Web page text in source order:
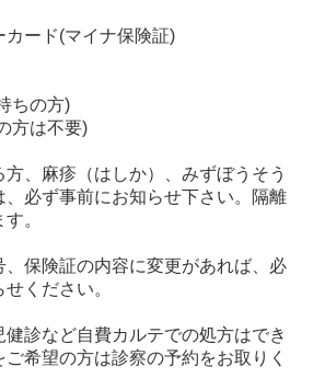
カード(マイナ保険証)
ちの方)
方は不要)
、麻疹（はしか）、みずぼうそう
、必ず事前にお知らせ下さい。隔離
。
、保険証の内容に変更があれば、必
ください。
健診など自費カルテでの処方はでき
ご希望の方は診察の予約をお取りく